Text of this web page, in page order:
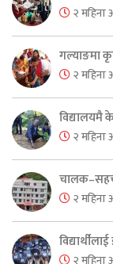
२ महिना
गल्याङमा
२ महिना
विद्यालयमै
२ महिना
२ महिना